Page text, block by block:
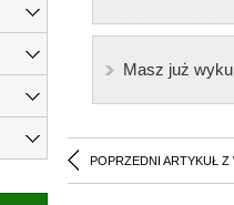
Masz już
POPRZEDNI ARTYKUŁ Z